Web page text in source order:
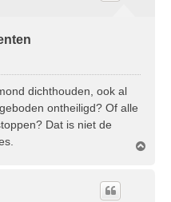
dichthouden, ook al
ontheiligd? Of alle
Dat is niet de